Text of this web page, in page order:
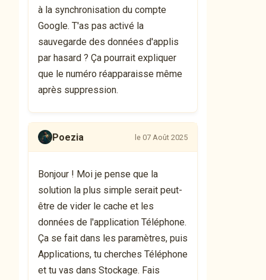
à la synchronisation du compte
Google. T'as pas activé la
sauvegarde des données d'applis
par hasard ? Ça pourrait expliquer
que le numéro réapparaisse même
après suppression.
Poezia le 07 Août 2025
Bonjour ! Moi je pense que la
solution la plus simple serait peut-
être de vider le cache et les
données de l'application Téléphone.
Ça se fait dans les paramètres, puis
Applications, tu cherches Téléphone
et tu vas dans Stockage. Fais